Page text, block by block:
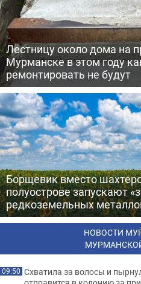
Лестницу около дома на
Мурманске в этом году
ремонтировать не будут
Борщевик вместо
полуострове запускают
редкоземельных
НОВОСТИ
09:50 Схватила за волосы и